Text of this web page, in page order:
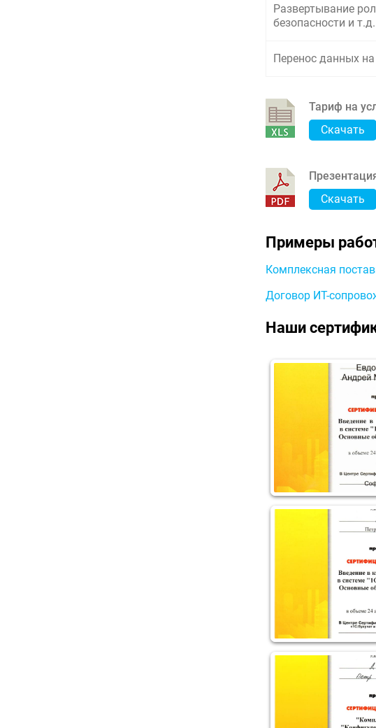
Развертывание
безопасности и т.д.
Перенос данных
Тариф на
Скачать
Скачать
Примеры
Комплексная
Договор ИТ-
Наши